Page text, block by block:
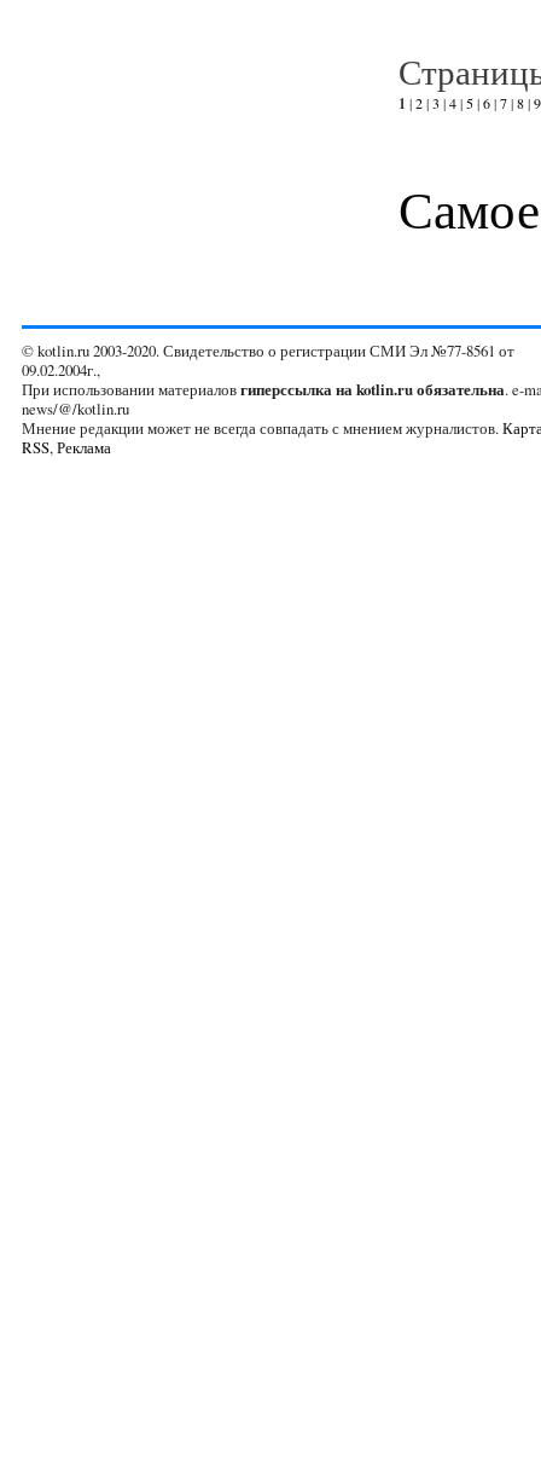
1 |2|3 |4| 5|6|7|8|9
© kotlin.ru 2003-2020. Свидетельство о регистрации СМИ Эл №77-8561 от
09.02.2004г.,
При использовании материаловгиперссылка на kotlin.ru обязательна. e-
news/@/kotlin.ru
Мнение редакции может не всегда совпадать с мнением журналистов.
RSS,Реклама